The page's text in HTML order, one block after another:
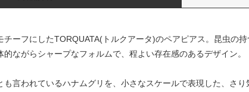
ーフにしたTORQUATA(トルクアータ)のペアピアス。昆虫の
ながらシャープなフォルムで、程よい存在感のあるデザイン。
も言われているハナムグリを、小さなスケールで表現した、さ